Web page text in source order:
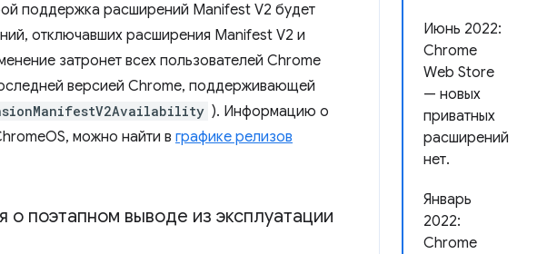
Июнь 2022:
Chrome
Web Store
— новых
приватных
расширений
нет.
Январь
2022:
Chrome
поддержка расширений Manifest V2 будет
отключавших расширения Manifest V2 и
затронет всех пользователей Chrome
версией Chrome, поддерживающей
). Информацию о
можно найти в графике релизов
поэтапном выводе из эксплуатации